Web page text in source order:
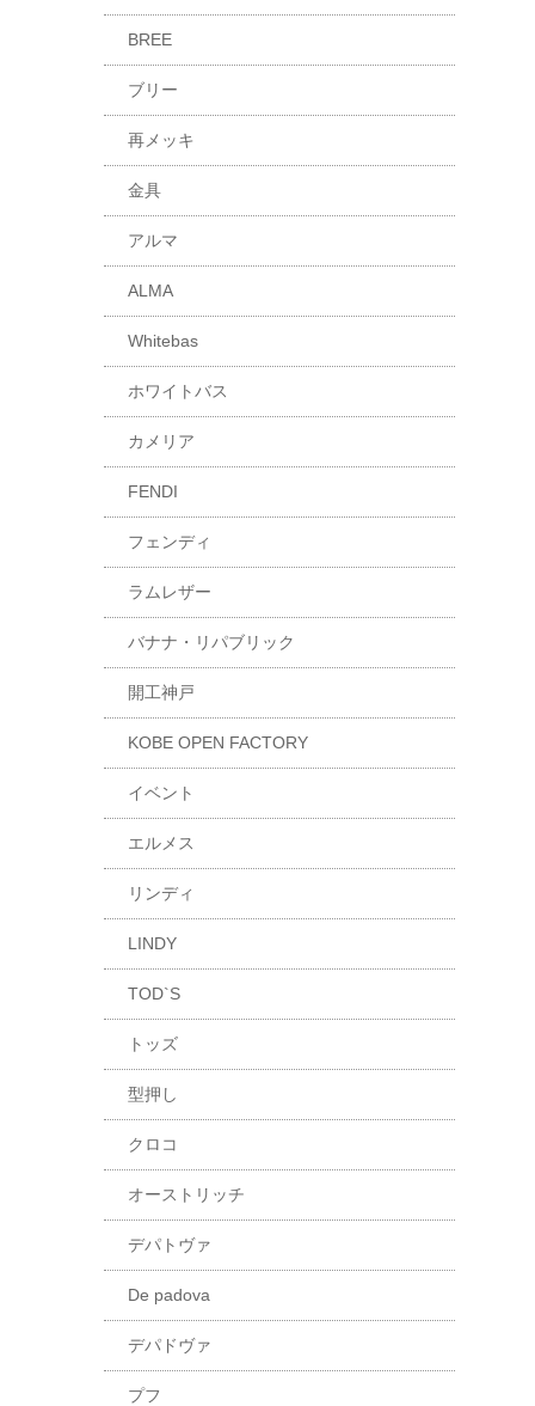
BREE
ブリー
再メッキ
金具
アルマ
ALMA
Whitebas
ホワイトバス
カメリア
FENDI
フェンディ
ラムレザー
バナナ・リパブリック
開工神戸
KOBE OPEN FACTORY
イベント
エルメス
リンディ
LINDY
TOD`S
トッズ
型押し
クロコ
オーストリッチ
デパトヴァ
De padova
デパドヴァ
プフ